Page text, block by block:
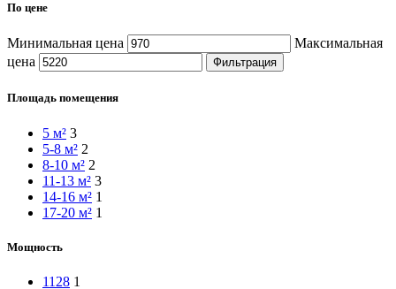
По цене
Минимальная цена
Максимальная
цена
Фильтрация
Площадь помещения
5 м² 3
5-8 м² 2
8-10 м² 2
11-13 м² 3
14-16 м² 1
17-20 м² 1
Мощность
1128 1